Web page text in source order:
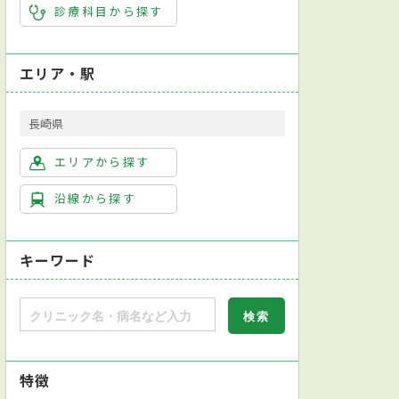
診療科目から探す
エリア・駅
長崎県
エリアから探す
沿線から探す
キーワード
特徴